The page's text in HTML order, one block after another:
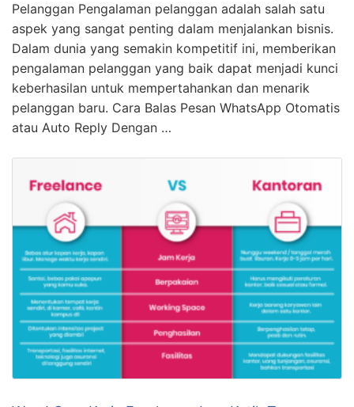
Pelanggan Pengalaman pelanggan adalah salah satu
aspek yang sangat penting dalam menjalankan bisnis.
Dalam dunia yang semakin kompetitif ini, memberikan
pengalaman pelanggan yang baik dapat menjadi kunci
keberhasilan untuk mempertahankan dan menarik
pelanggan baru. Cara Balas Pesan WhatsApp Otomatis
atau Auto Reply Dengan …